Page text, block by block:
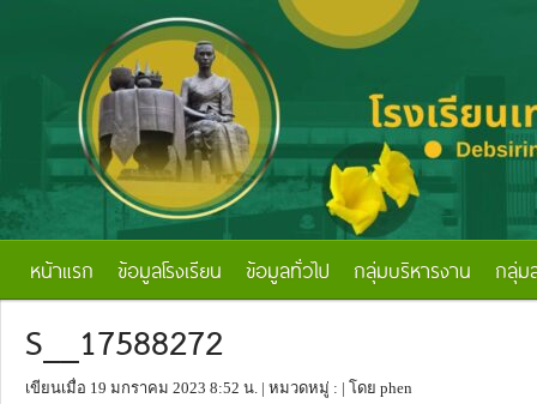
หน้าแรก ข้อมูลโรงเรียน ข้อมูลทั่วไป กลุ่มบริหารงาน กลุ่ม
S__17588272
เขียนเมื่อ 19 มกราคม 2023 8:52 น. | หมวดหมู่ : | โดย phen